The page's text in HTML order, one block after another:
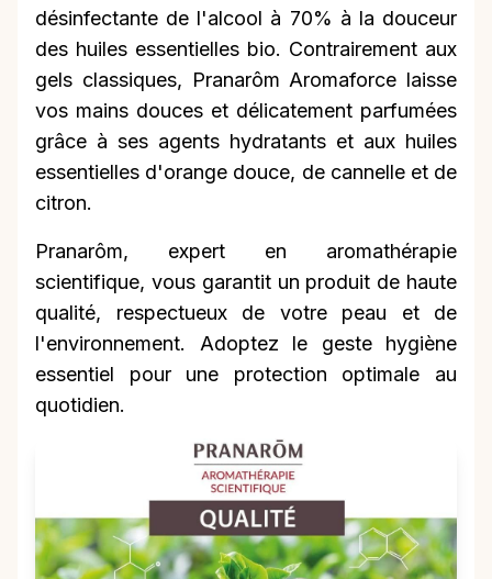
désinfectante de l'alcool à 70% à la douceur
des huiles essentielles bio. Contrairement aux
gels classiques, Pranarôm Aromaforce laisse
vos mains douces et délicatement parfumées
grâce à ses agents hydratants et aux huiles
essentielles d'orange douce, de cannelle et de
citron.
Pranarôm, expert en aromathérapie
scientifique, vous garantit un produit de haute
qualité, respectueux de votre peau et de
l'environnement. Adoptez le geste hygiène
essentiel pour une protection optimale au
quotidien.